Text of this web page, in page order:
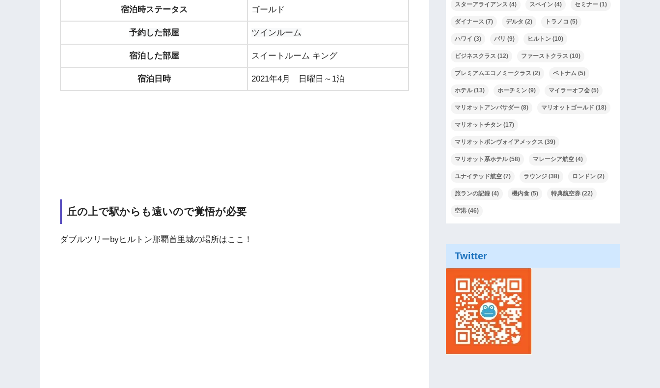
宿泊時ステータス ゴールド
予約した部屋 ツインルーム
宿泊した部屋 スイートルーム キング
宿泊日時 2021年4月 日曜日～1泊
丘の上で駅からも遠いので覚悟が必要
ダブルツリーbyヒルトン那覇首里城の場所はここ！
スターアライアンス (4) スペイン (4) セミナー (1)
ダイナース (7) デルタ (2) トラノコ (5)
ハワイ (3) パリ (9) ヒルトン (10)
ビジネスクラス (12) ファーストクラス (10)
プレミアムエコノミークラス (2) ベトナム (5)
ホテル(13) ホーチミン (9) マイラーオフ会 (5)
マリオットアンバサダー (8) マリオットゴールド (18)
マリオットチタン (17)
マリオットボンヴォイアメックス (39)
マリオット系ホテル(58) マレーシア航空 (4)
ユナイテッド航空 (7) ラウンジ (38) ロンドン (2)
旅ランの記録 (4) 機内食 (5) 特典航空券 (22)
空港 (46)
Twitter